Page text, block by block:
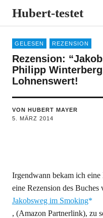
Hubert-testet
GELESEN REZENSION
Rezension:
Philipp
Lohnenswert!
VON HUBERT MAYER
5. MÄRZ 2014
Irgendwann bekam ich
eine Rezension des
Jakobsweg im Smoking
, (Amazon Partnerlink), zu